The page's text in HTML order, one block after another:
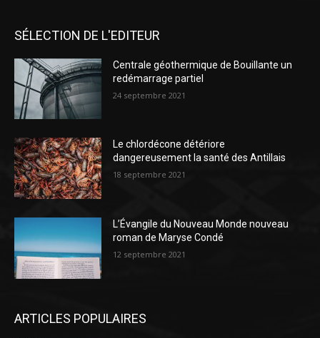
SÉLECTION DE L'EDITEUR
Centrale géothermique de Bouillante un
redémarrage partiel
24 septembre 2021
Le chlordécone détériore
dangereusement la santé des Antillais
18 septembre 2021
L’Évangile du Nouveau Monde nouveau
roman de Maryse Condé
12 septembre 2021
ARTICLES POPULAIRES